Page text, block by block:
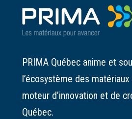
PRIMA Québec anime et
l’écosystème des matériaux
moteur d’innovation et de
Québec.